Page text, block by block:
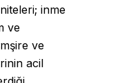
inme
ve
ve
acil